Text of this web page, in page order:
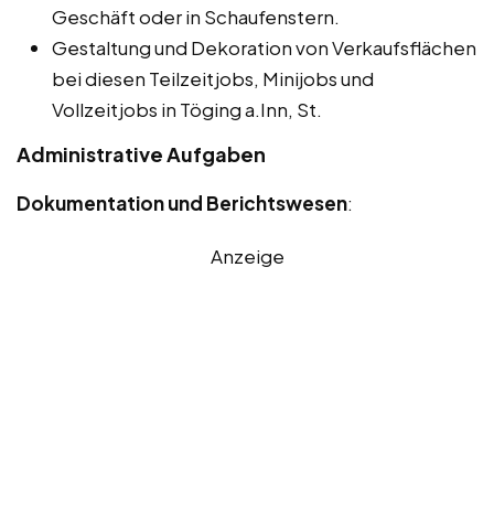
Geschäft oder in Schaufenstern.
Gestaltung und Dekoration von Verkaufsflächen
bei diesen Teilzeitjobs, Minijobs und
Vollzeitjobs in Töging a.Inn, St.
Administrative Aufgaben
Dokumentation und Berichtswesen:
Anzeige